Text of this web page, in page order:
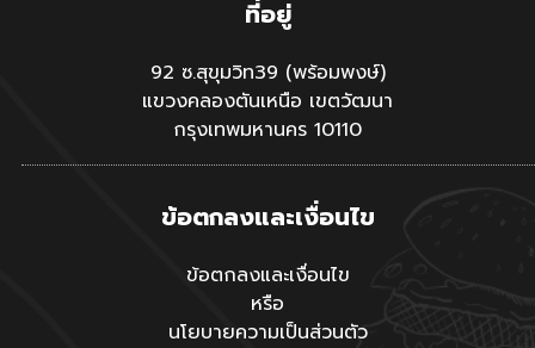
ที่อยู่
92 ซ.สุขุมวิท39 (พร้อมพงษ์)
แขวงคลองตันเหนือ เขตวัฒนา
กรุงเทพมหานคร 10110
ข้อตกลงและเงื่อนไข
ข้อตกลงและเงื่อนไข
หรือ
นโยบายความเป็นส่วนตัว